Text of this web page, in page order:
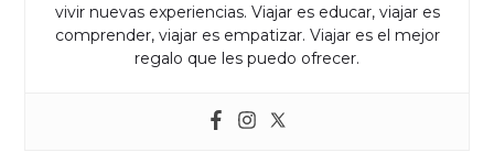
vivir nuevas experiencias. Viajar es educar, viajar es
comprender, viajar es empatizar. Viajar es el mejor
regalo que les puedo ofrecer.